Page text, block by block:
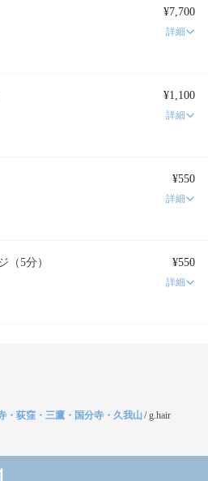
¥7,700
詳細
¥1,100
詳細
¥550
詳細
（5分） ¥550
詳細
・荻窪・三鷹・国分寺・久我山 /g.hair